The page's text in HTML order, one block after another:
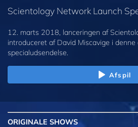
Scientology Network Launch
12. marts 2018, lanceringen af
introduceret af David Miscavige i denne
specialudsendelse.
Afspil
ORIGINALE SHOWS